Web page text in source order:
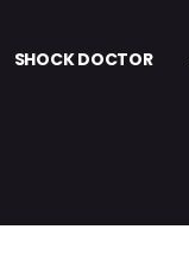
SHOCK DOCTOR